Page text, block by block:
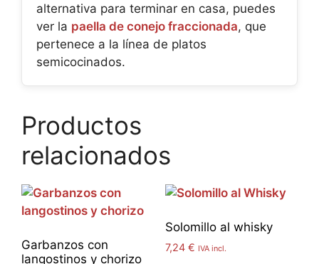
alternativa para terminar en casa, puedes
ver la paella de conejo fraccionada, que
pertenece a la línea de platos
semicocinados.
Productos
relacionados
Garbanzos con
langostinos y chorizo
Solomillo al whisky
7,24 € IVA incl.